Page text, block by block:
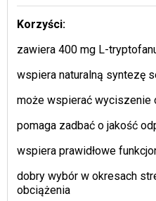
Korzyści:
zawiera 400 mg L-
wspiera naturalną syntezę
może wspierać wyciszenie
pomaga zadbać o jakość
wspiera prawidłowe
dobry wybór w okresach
obciążenia